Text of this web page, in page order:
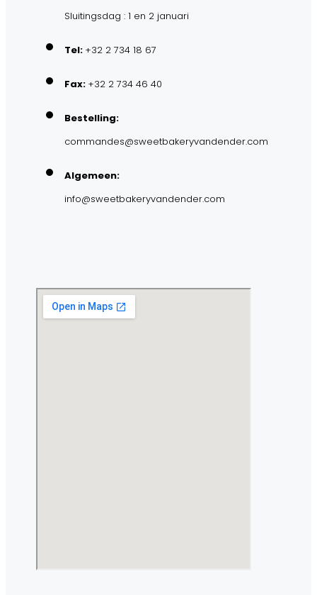
Sluitingsdag : 1 en 2 januari
Tel: +32 2 734 18 67
Fax: +32 2 734 46 40
Bestelling:
commandes@sweetbakeryvandender.com
Algemeen:
info@sweetbakeryvandender.com